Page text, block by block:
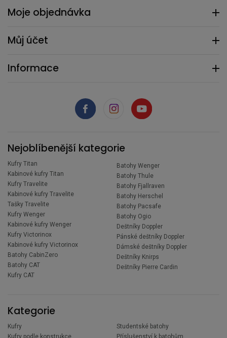
Moje objednávka
Můj účet
Informace
Nejoblíbenější kategorie
Kufry Titan
Kabinové kufry Titan
Kufry Travelite
Kabinové kufry Travelite
Tašky Travelite
Kufry Wenger
Kabinové kufry Wenger
Kufry Victorinox
Kabinové kufry Victorinox
Batohy CabinZero
Batohy CAT
Kufry CAT
Batohy Wenger
Batohy Thule
Batohy Fjallraven
Batohy Herschel
Batohy Pacsafe
Batohy Ogio
Deštníky Doppler
Pánské deštníky Doppler
Dámské deštníky Doppler
Deštníky Knirps
Deštníky Pierre Cardin
Kategorie
Kufry
Kufry podle konstrukce
Studentské batohy
Příslušenství k batohům